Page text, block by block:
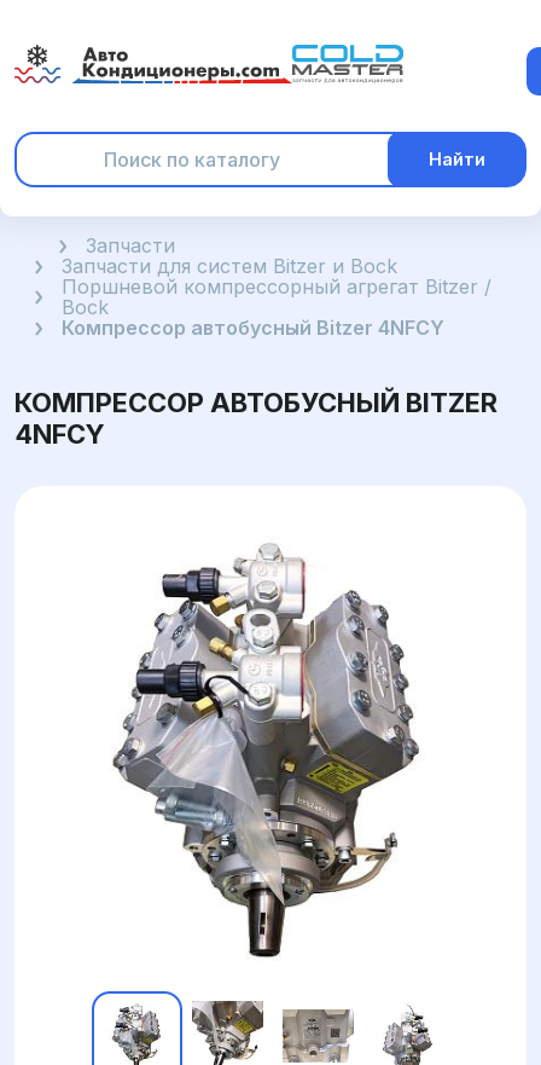
Найти
ГлавнаяЗапчасти
Запчасти для систем Bitzer и Bock
Поршневой компрессорный агрегат Bitzer /
Bock
Компрессор автобусный Bitzer 4NFCY
КОМПРЕССОР АВТОБУСНЫЙ BITZER
4NFCY